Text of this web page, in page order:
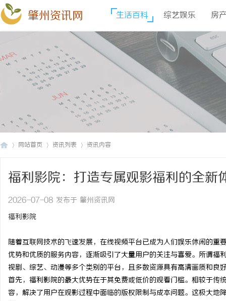
肇州资讯网 生活百科 综艺娱乐 房
网站首页 资讯列表 资讯内容
福利影院：打造专属观影福利的全新
2026-07-08 发布于 肇州资讯网
福利影院
随着互联网技术的飞速发展，在线视频平台已成为人们娱乐休闲的重
优势和优质的服务内容，逐渐吸引了大量用户的关注与喜爱。所谓
视剧、综艺、动漫等多个类别的平台，且多数资源具有高清画质和良
首先，福利影院的最大优势在于其免费或低价的观看门槛。相较于
容，解决了用户在观影过程中面临的版权限制与成本问题。这极大